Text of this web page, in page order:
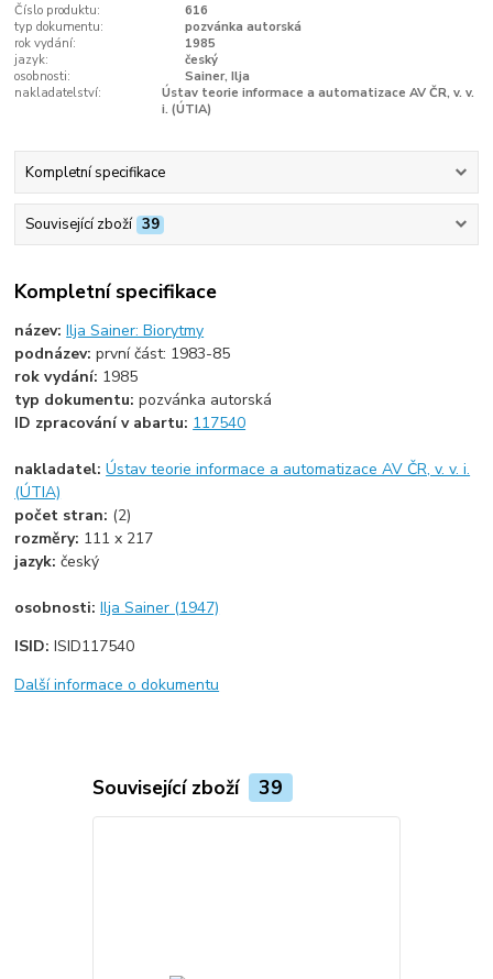
Číslo produktu:
616
typ dokumentu:
pozvánka autorská
rok vydání:
1985
jazyk:
český
osobnosti:
Sainer, Ilja
nakladatelství:
Ústav teorie informace a automatizace AV ČR, v. v.
i. (ÚTIA)
Kompletní specifikace
Související zboží 39
Kompletní specifikace
název:Ilja Sainer: Biorytmy
podnázev:první část: 1983-85
rok vydání: 1985
typ dokumentu:pozvánka autorská
ID zpracování v abartu: 117540
nakladatel:Ústav teorie informace a automatizace AV ČR, v. v. i.
(ÚTIA)
počet stran: (2)
rozměry: 111 x 217
jazyk:český
osobnosti:Ilja Sainer (1947)
ISID:ISID117540
Další informace o dokumentu
Související zboží 39